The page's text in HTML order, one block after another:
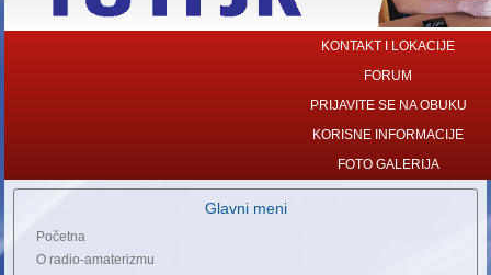
KONTAKT I LOKACIJE
FORUM
PRIJAVITE SE NA OBUKU
KORISNE INFORMACIJE
FOTO GALERIJA
Glavni meni
Početna
O radio-amaterizmu